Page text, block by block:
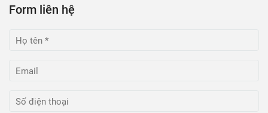
Form liên hệ